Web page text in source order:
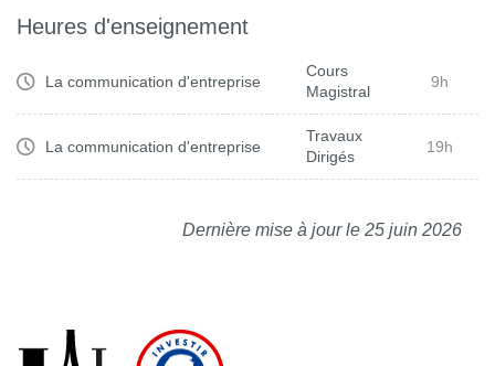
Heures d'enseignement
La communication d'entreprise
Cours
Magistral
9h
La communication d'entreprise
Travaux
Dirigés
19h
Dernière mise à jour le 25 juin 2026